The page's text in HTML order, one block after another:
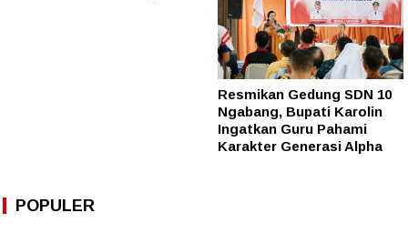
Resmikan Gedung SDN 10
Ngabang, Bupati Karolin
Ingatkan Guru Pahami
Karakter Generasi Alpha
POPULER